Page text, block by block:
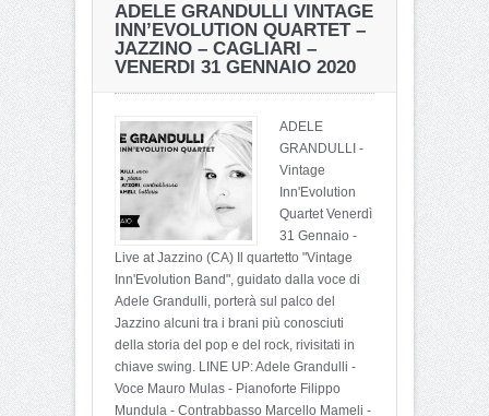
ADELE GRANDULLI VINTAGE
INN’EVOLUTION QUARTET –
JAZZINO – CAGLIARI –
VENERDI 31 GENNAIO 2020
ADELE
GRANDULLI -
Vintage
Inn'Evolution
Quartet Venerdì
31 Gennaio -
Live at Jazzino (CA) Il quartetto "Vintage
Inn'Evolution Band", guidato dalla voce di
Adele Grandulli, porterà sul palco del
Jazzino alcuni tra i brani più conosciuti
della storia del pop e del rock, rivisitati in
chiave swing. LINE UP: Adele Grandulli -
Voce Mauro Mulas - Pianoforte Filippo
Mundula - Contrabbasso Marcello Mameli -